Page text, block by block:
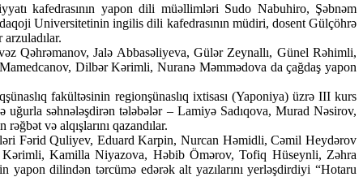
kafedrasının yapon dili müəllimləri Sudo Nabuhiro, Şəbnəm
Universitetinin ingilis dili kafedrasının müdiri, dosent Gülçöhrə
Qəhrəmanov, Jalə Abbasəliyeva, Gülər Zeynallı, Günel Rəhimli,
Dilbər Kərimli, Nuranə Məmmədova da çağdaş yapon
fakültəsinin regionşünaslıq ixtisası (Yaponiya) üzrə III kurs
səhnələşdirən tələbələr – Lamiyə Sadıqova, Murad Nəsirov,
və alqışlarını qazandılar.
Fərid Quliyev, Eduard Karpin, Nurcan Həmidli, Cəmil Heydərov
Kərimli, Kamilla Niyazova, Həbib Ömərov, Tofiq Hüseynli, Zəhra
yapon dilindən tərcümə edərək alt yazılarını yerləşdirdiyi “Hotaru